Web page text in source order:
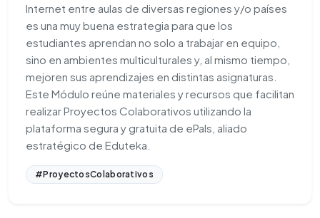
Internet entre aulas de diversas regiones y/o países
es una muy buena estrategia para que los
estudiantes aprendan no solo a trabajar en equipo,
sino en ambientes multiculturales y, al mismo tiempo,
mejoren sus aprendizajes en distintas asignaturas.
Este Módulo reúne materiales y recursos que facilitan
realizar Proyectos Colaborativos utilizando la
plataforma segura y gratuita de ePals, aliado
estratégico de Eduteka.
#ProyectosColaborativos